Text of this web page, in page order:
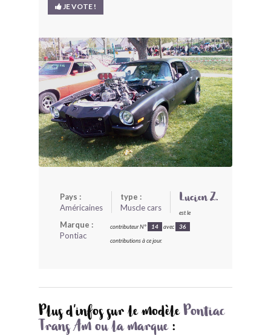
LE BLOG
BONJOURLAVIEILLE ?
MODÈLES ET MARQUES
COMMENT FONCTIONNE BLV ?
JE VOTE !
Pays :
Américaines
type :
Muscle cars
Marque :
Pontiac
Lucien Z.
est le
contributeur N° 14 avec 36
contributions à ce jour.
Plus d'infos sur le modèle Pontiac
Trans Am ou la marque: